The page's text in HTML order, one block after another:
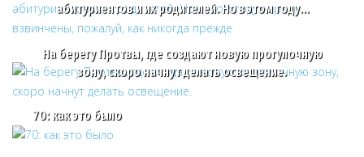
абитуриентов и их родителей. Но в этом году…
На берегу Протвы, где создают новую прогулочную
зону, скоро начнут делать освещение.
70: как это было